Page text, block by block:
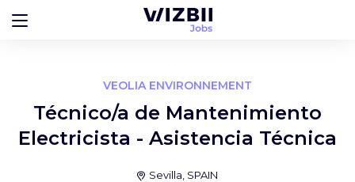
VEOLIA ENVIRONNEMENT
Técnico/a de Mantenimiento
Electricista - Asistencia Técnica
Sevilla, SPAIN